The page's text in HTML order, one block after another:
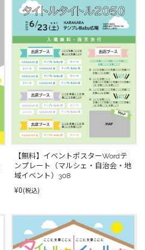
【無料】イベントポスターWordテ
ンプレート（マルシェ・自治会・地
域イベント）308
¥0(税込)